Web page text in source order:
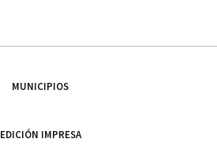
MUNICIPIOS
EDICIÓN IMPRESA